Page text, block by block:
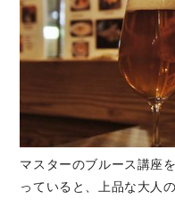
マスターのブルース講座
っていると、上品な大人